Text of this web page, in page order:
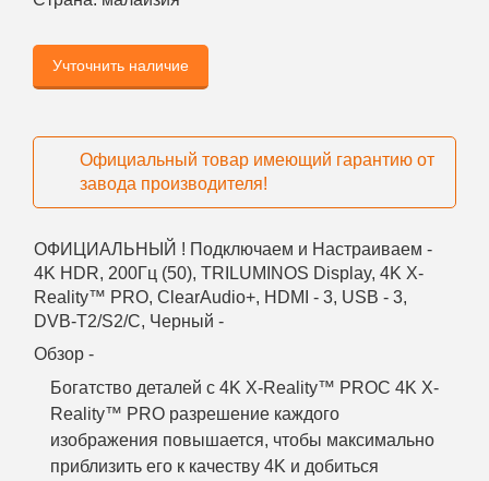
Учточнить наличие
Официальный товар имеющий гарантию от
завода производителя!
ОФИЦИАЛЬНЫЙ ! Подключаем и Настраиваем -
4K HDR, 200Гц (50), TRILUMINOS Display, 4K X-
Reality™ PRO, ClearAudio+, HDMI - 3, USB - 3,
DVB-T2/S2/С, Черный -
Обзор -
Богатство деталей с 4K X-Reality™ PROС 4K X-
Reality™ PRO разрешение каждого
изображения повышается, чтобы максимально
приблизить его к качеству 4K и добиться